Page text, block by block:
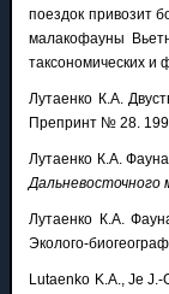
поездок привозит
малакофауны
таксономических и
Лутаенко К.А.
Препринт № 28.
Лутаенко К.А.
Дальневосточного
Лутаенко К.А.
Эколого-
Lutaenko K.A., Je